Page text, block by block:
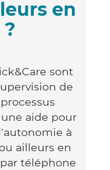
en
sont
de
aide pour
à
ailleurs en
téléphone